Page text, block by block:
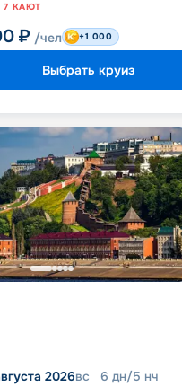
7 КАЮТ
₽ /чел +1 000
Выбрать круиз
2026вс 6 дн/5 нч